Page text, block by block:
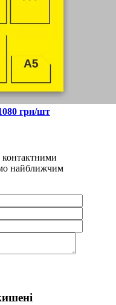
грн/шт
контактними
найближчим